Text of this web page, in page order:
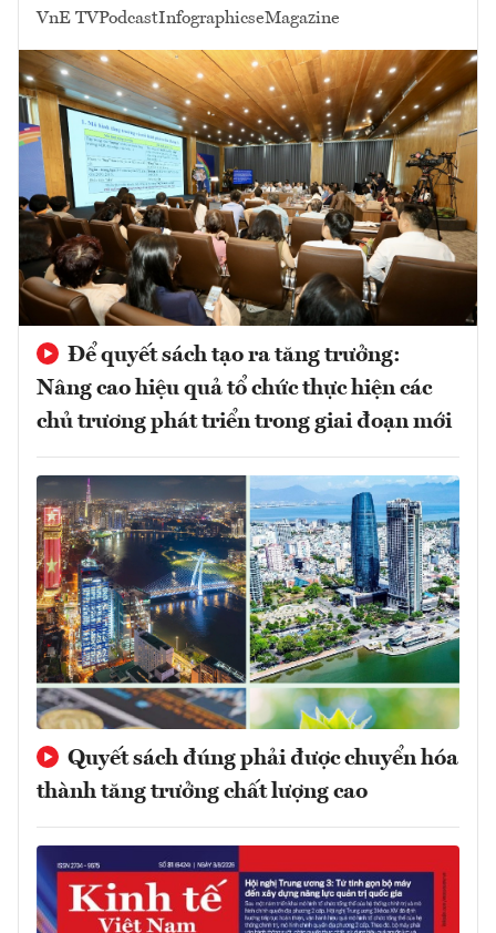
VnE TVPodcastInfographicseMagazine
Để quyết sách tạo ra tăng trưởng:
Nâng cao hiệu quả tổ chức thực hiện các
chủ trương phát triển trong giai đoạn mới
Quyết sách đúng phải được chuyển hóa
thành tăng trưởng chất lượng cao